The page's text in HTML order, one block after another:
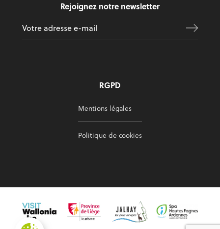
Rejoignez notre newsletter
RGPD
Mentions légales
Politique de cookies